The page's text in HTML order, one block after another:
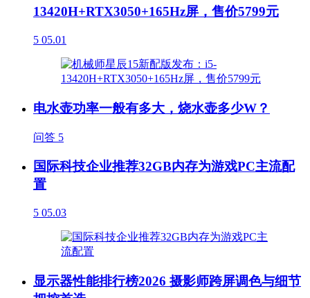
13420H+RTX3050+165Hz屏，售价5799元
5 05.01
电水壶功率一般有多大，烧水壶多少W？
问答 5
国际科技企业推荐32GB内存为游戏PC主流配
置
5 05.03
显示器性能排行榜2026 摄影师跨屏调色与细节